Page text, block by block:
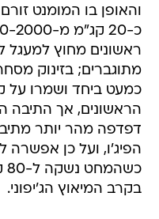
והאופן בו המומנט
ראשונים מחוץ למעגל
מתוגברים; בזינוק
כמעט ביחד ושמרו על
הראשונים, אך
בקרב המיאוץ הג'יפוני.